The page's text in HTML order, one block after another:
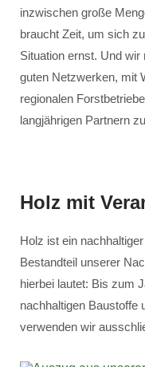
inzwischen große
braucht Zeit, um sich
Situation ernst. Und
guten Netzwerken, mit
regionalen
langjährigen Partnern
Holz mit
Holz ist ein
Bestandteil unserer
hierbei lautet: Bis zum
nachhaltigen Baustoffe
verwenden wir